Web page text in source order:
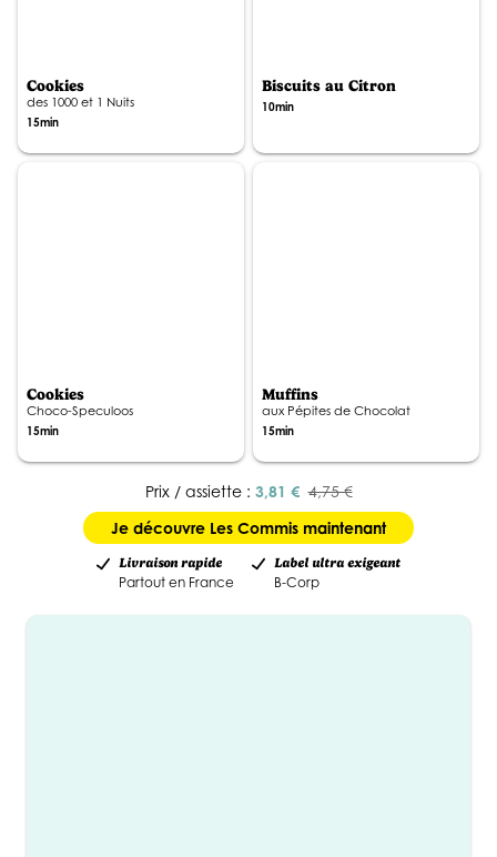
Cookies
des 1000 et 1 Nuits
15min
Biscuits au Citron
10min
Cookies
Choco-Speculoos
15min
Muffins
aux Pépites de Chocolat
15min
Prix / assiette : 3,81 € 4,75 €
Je découvre Les Commis maintenant
Livraison rapide
Partout en France
Label ultra exigeant
B-Corp